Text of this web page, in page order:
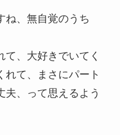
ね、無自覚のうち
、大好きでいてく
れて、まさにパート
夫、って思えるよう